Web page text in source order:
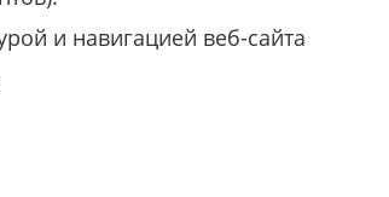
и навигацией веб-сайта